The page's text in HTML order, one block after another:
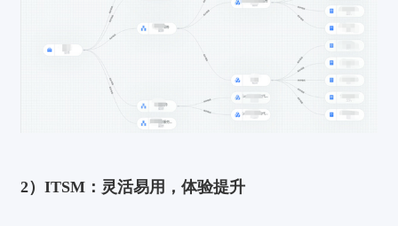
2）ITSM：灵活易用，体验提升